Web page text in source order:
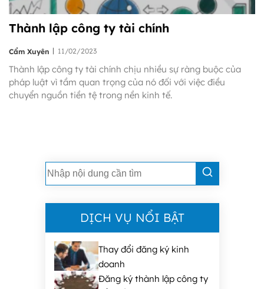
Thành lập công ty tài chính
Cẩm Xuyên | 11/02/2023
Thành lập công ty tài chính chịu nhiều sự ràng buộc của
pháp luật vì tầm quan trọng của nó đối với việc điều
chuyển nguồn tiền tệ trong nền kinh tế.
DỊCH VỤ NỔI BẬT
Thay đổi đăng ký kinh
doanh
Đăng ký thành lập công ty